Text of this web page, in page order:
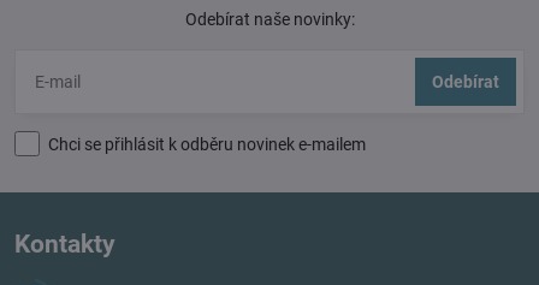
Odebírat naše novinky:
Odebírat
Chci se přihlásit k odběru novinek e-mailem
Kontakty